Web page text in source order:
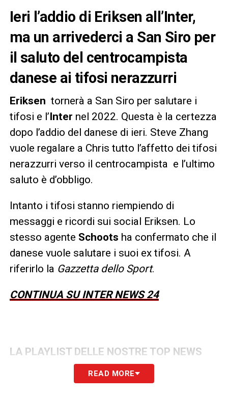
Ieri l’addio di Eriksen all’Inter,
ma un arrivederci a San Siro per
il saluto del centrocampista
danese ai tifosi nerazzurri
Eriksen tornerà a San Siro per salutare i
tifosi e l’Inter nel 2022. Questa è la certezza
dopo l’addio del danese di ieri. Steve Zhang
vuole regalare a Chris tutto l’affetto dei tifosi
nerazzurri verso il centrocampista e l’ultimo
saluto è d’obbligo.
Intanto i tifosi stanno riempiendo di
messaggi e ricordi sui social Eriksen. Lo
stesso agente Schoots ha confermato che il
danese vuole salutare i suoi ex tifosi. A
riferirlo la Gazzetta dello Sport.
CONTINUA SU INTER NEWS 24
LA PLAYLIST DELLE NOSTRE TOP NEWS
READ MORE